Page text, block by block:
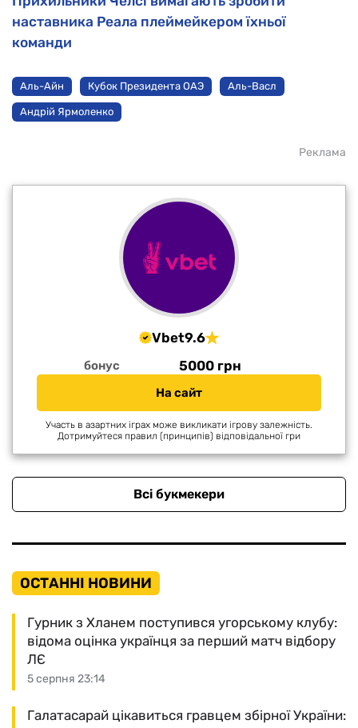
наставника Реала плеймейкером їхньої
команди
Аль-Айн Кубок Президента ОАЭ Аль-Васл
Андрій Ярмоленко
Реклама
Vbet9.6
бонус 5000 грн
На сайт
Участь в азартних іграх може викликати ігрову залежність.
Дотримуйтеся правил (принципів) відповідальної гри
Всі букмекери
ОСТАННІ НОВИНИ
5 серпня 23:14
Гурник з Хланем поступився угорському клубу:
відома оцінка українця за перший матч відбору
ЛЄ
Галатасарай цікавиться гравцем збірної України: